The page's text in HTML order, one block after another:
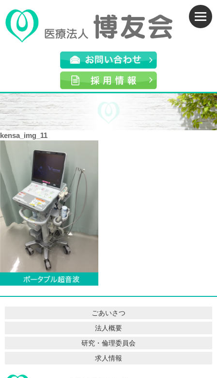
kensa_img_11
ごあいさつ
法人概要
研究・倫理委員会
求人情報